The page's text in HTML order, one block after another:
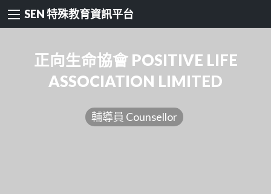
SEN 特殊教育資訊平台
正向生命協會 POSITIVE LIFE
ASSOCIATION LIMITED
輔導員 Counsellor